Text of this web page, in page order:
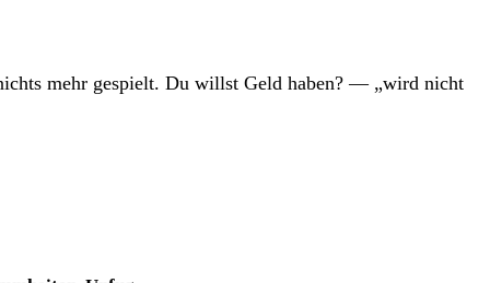
mehr gespielt. Du willst Geld haben? — „wird nicht